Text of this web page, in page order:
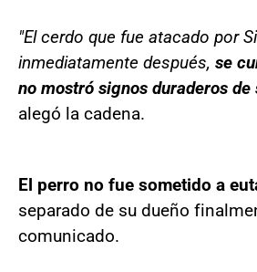
"El cerdo que fue atacado por
inmediatamente después, se
no mostró signos duraderos
alegó la cadena.
El perro no fue sometido a
separado de su dueño
comunicado.